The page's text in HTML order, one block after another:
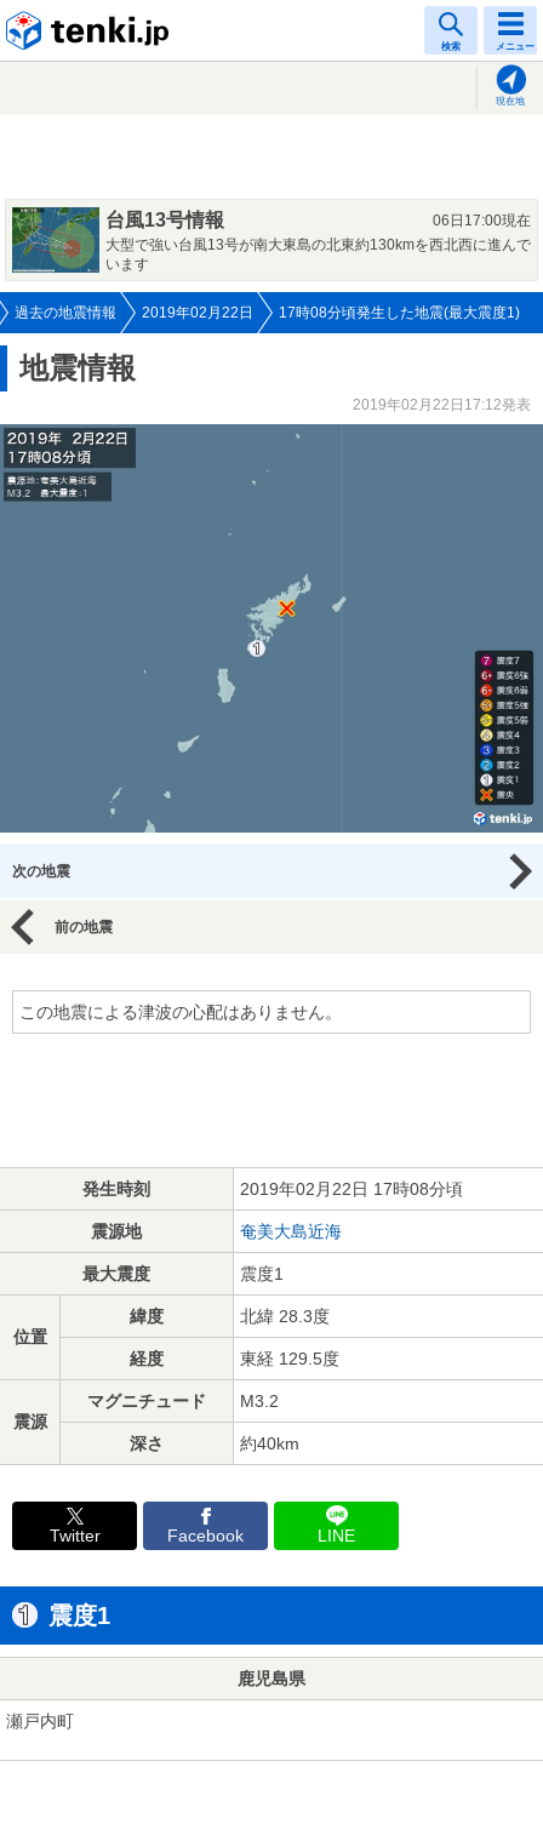
検索 メニュー
現在地
台風13号情報
06日17:00現在
大型で強い台風13号が南大東島の北東約130kmを西北西に進んで
います
過去の地震情報 2019年02月22日 17時08分頃発生した地震(最大震度1)
地震情報
2019年02月22日17:12発表
次の地震
前の地震
この地震による津波の心配はありません。
発生時刻 2019年02月22日 17時08分頃
震源地 奄美大島近海
最大震度 震度1
位置
緯度 北緯 28.3度
経度 東経 129.5度
震源
マグニチュード M3.2
深さ 約40km
Twitter Facebook LINE
震度1
鹿児島県
瀬戸内町